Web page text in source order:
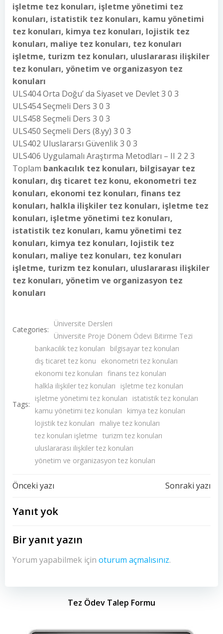
işletme tez konuları, işletme yönetimi tez
konuları, istatistik tez konuları, kamu yönetimi
tez konuları, kimya tez konuları, lojistik tez
konuları, maliye tez konuları, tez konuları
işletme, turizm tez konuları, uluslararası ilişkiler
tez konuları, yönetim ve organizasyon tez
konuları
ULS404 Orta Doğu’ da Siyaset ve Devlet 3 0 3
ULS454 Seçmeli Ders 3 0 3
ULS458 Seçmeli Ders 3 0 3
ULS450 Seçmeli Ders (8.yy) 3 0 3
ULS402 Uluslararsı Güvenlik 3 0 3
ULS406 Uygulamalı Araştırma Metodları – II 2 2 3
Toplam bankacılık tez konuları, bilgisayar tez
konuları, dış ticaret tez konu, ekonometri tez
konuları, ekonomi tez konuları, finans tez
konuları, halkla ilişkiler tez konuları, işletme tez
konuları, işletme yönetimi tez konuları,
istatistik tez konuları, kamu yönetimi tez
konuları, kimya tez konuları, lojistik tez
konuları, maliye tez konuları, tez konuları
işletme, turizm tez konuları, uluslararası ilişkiler
tez konuları, yönetim ve organizasyon tez
konuları
Categories:
Üniversite Dersleri
Üniversite Proje Dönem Ödevi Bitirme Tezi
Tags:
bankacılık tez konuları
bilgisayar tez konuları
dış ticaret tez konu
ekonometri tez konuları
ekonomi tez konuları finans tez konuları
halkla ilişkiler tez konuları
işletme tez konuları
işletme yönetimi tez konuları
istatistik tez konuları
kamu yönetimi tez konuları
kimya tez konuları
lojistik tez konuları
maliye tez konuları
tez konuları işletme turizm tez konuları
uluslararası ilişkiler tez konuları
yönetim ve organizasyon tez konuları
Yazı
dolaşımı
Önceki yazı Sonraki yazı
Yanıt yok
Bir yanıt yazın
Yorum yapabilmek için oturum açmalısınız.
Tez Ödev Talep Formu